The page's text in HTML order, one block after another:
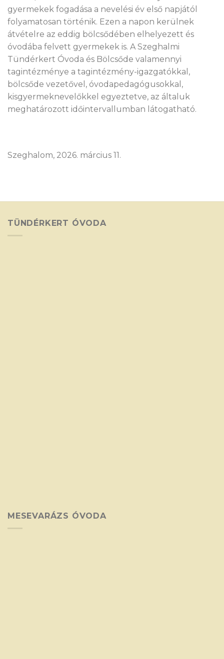
gyermekek fogadása a nevelési év első napjától
folyamatosan történik. Ezen a napon kerülnek
átvételre az eddig bölcsődében elhelyezett és
óvodába felvett gyermekek is. A Szeghalmi
Tündérkert Óvoda és Bölcsőde valamennyi
tagintézménye a tagintézmény-igazgatókkal,
bölcsőde vezetővel, óvodapedagógusokkal,
kisgyermeknevelőkkel egyeztetve, az általuk
meghatározott időintervallumban látogatható.
Szeghalom, 2026. március 11.
TÜNDÉRKERT ÓVODA
MESEVARÁZS ÓVODA